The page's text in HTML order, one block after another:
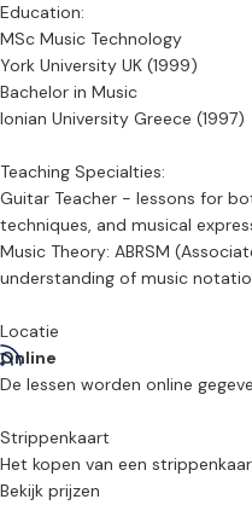
Education:
MSc Music Technology
York University UK (1999)
Bachelor in Music
Ionian University Greece (1997)
Teaching Specialties:
Guitar Teacher -
techniques, and musical
Music Theory: ABRSM
understanding of music
Language: English, Greek
Locatie
Online
De lessen worden online
Strippenkaart
Het kopen van een
Bekijk prijzen